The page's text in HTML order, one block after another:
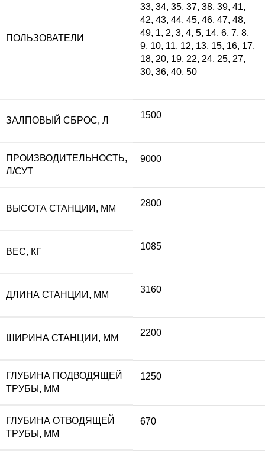
813
500 ₽.
ПОЛЬЗОВАТЕЛИ
33, 34, 35, 37, 38, 39, 41,
42, 43, 44, 45, 46, 47, 48,
49, 1, 2, 3, 4, 5, 14, 6, 7, 8,
9, 10, 11, 12, 13, 15, 16, 17,
18, 20, 19, 22, 24, 25, 27,
30, 36, 40, 50
ЗАЛПОВЫЙ СБРОС, Л
1500
ПРОИЗВОДИТЕЛЬНОСТЬ,
Л/СУТ
9000
ВЫСОТА СТАНЦИИ, ММ
2800
ВЕС, КГ
1085
ДЛИНА СТАНЦИИ, ММ
3160
ШИРИНА СТАНЦИИ, ММ
2200
ГЛУБИНА ПОДВОДЯЩЕЙ
ТРУБЫ, ММ
1250
ГЛУБИНА ОТВОДЯЩЕЙ
ТРУБЫ, ММ
670